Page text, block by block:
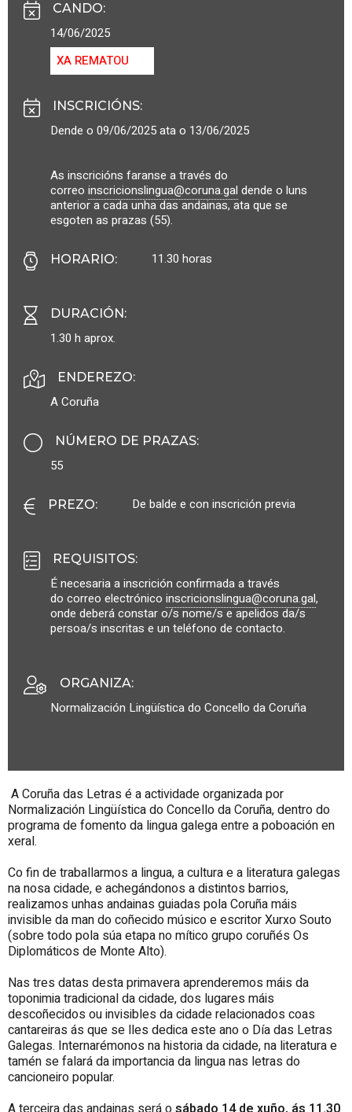
CANDO:
14/06/2025
XA REMATOU
INSCRICIÓNS:
Dende o 09/06/2025 ata o 13/06/2025
As inscricións faranse a través do
correo inscricionslingua@coruna.gal dende o luns
anterior a cada unha das andainas, ata que se
esgoten as prazas (55).
HORARIO: 11.30 horas
DURACIÓN :
1.30 h aprox.
ENDEREZO:
A Coruña
NÚMERO DE PRAZAS:
55
PREZO: De balde e con inscrición previa
REQUISITOS:
É necesaria a inscrición confirmada a través
do correo electrónico inscricionslingua@coruna.gal,
onde deberá constar o/s nome/s e apelidos da/s
persoa/s inscritas e un teléfono de contacto.
ORGANIZA:
Normalización Lingüística do Concello da Coruña
A Coruña das Letras é a actividade organizada por
Normalización Lingüística do Concello da Coruña, dentro do
programa de fomento da lingua galega entre a poboación en
xeral.
Co fin de traballarmos a lingua, a cultura e a literatura galegas
na nosa cidade, e achegándonos a distintos barrios,
realizamos unhas andainas guiadas pola Coruña máis
invisible da man do coñecido músico e escritor Xurxo Souto
(sobre todo pola súa etapa no mítico grupo coruñés Os
Diplomáticos de Monte Alto).
Nas tres datas desta primavera aprenderemos máis da
toponimia tradicional da cidade, dos lugares máis
descoñecidos ou invisibles da cidade relacionados coas
cantareiras ás que se lles dedica este ano o Día das Letras
Galegas. Internarémonos na historia da cidade, na literatura e
tamén se falará da importancia da lingua nas letras do
cancioneiro popular.